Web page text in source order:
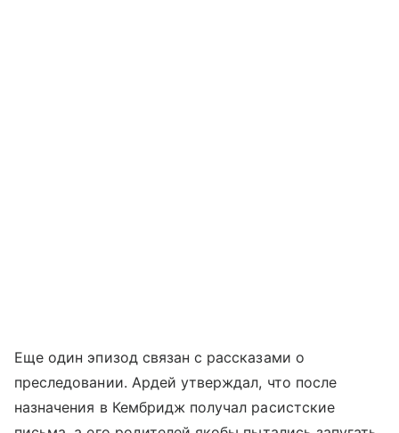
Еще один эпизод связан с рассказами о
преследовании. Ардей утверждал, что после
назначения в Кембридж получал расистские